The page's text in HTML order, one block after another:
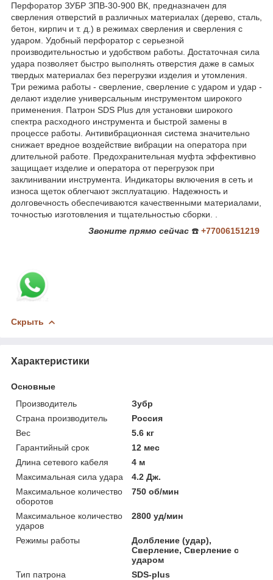
Перфоратор ЗУБР ЗПВ-30-900 ВК, предназначен для
сверления отверстий в различных материалах (дерево, сталь,
бетон, кирпич и т. д.) в режимах сверления и сверления с
ударом. Удобный перфоратор с серьезной
производительностью и удобством работы. Достаточная сила
удара позволяет быстро выполнять отверстия даже в самых
твердых материалах без перегрузки изделия и утомления.
Три режима работы - сверление, сверление с ударом и удар -
делают изделие универсальным инструментом широкого
применения. Патрон SDS Plus для установки широкого
спектра расходного инструмента и быстрой замены в
процессе работы. Антивибрационная система значительно
снижает вредное воздействие вибрации на оператора при
длительной работе. Предохранительная муфта эффективно
защищает изделие и оператора от перегрузок при
заклинивании инструмента. Индикаторы включения в сеть и
износа щеток облегчают эксплуатацию. Надежность и
долговечность обеспечиваются качественными материалами,
точностью изготовления и тщательностью сборки. .
Звоните прямо сейчас ☎️ +77006151219
Скрыть
Характеристики
Основные
Производитель
Зубр
Страна производитель
Россия
Вес
5.6 кг
Гарантийный срок
12 мес
Длина сетевого кабеля
4 м
Максимальная сила удара
4.2 Дж.
Максимальное количество
оборотов
750 об/мин
Максимальное количество
ударов
2800 уд/мин
Режимы работы
Долбление (удар),
Сверление, Сверление с
ударом
Тип патрона
SDS-plus